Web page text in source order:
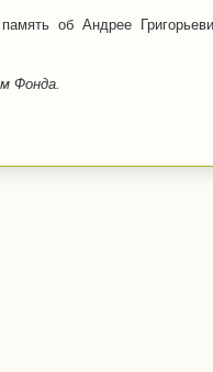
об Андрее
Фонда.